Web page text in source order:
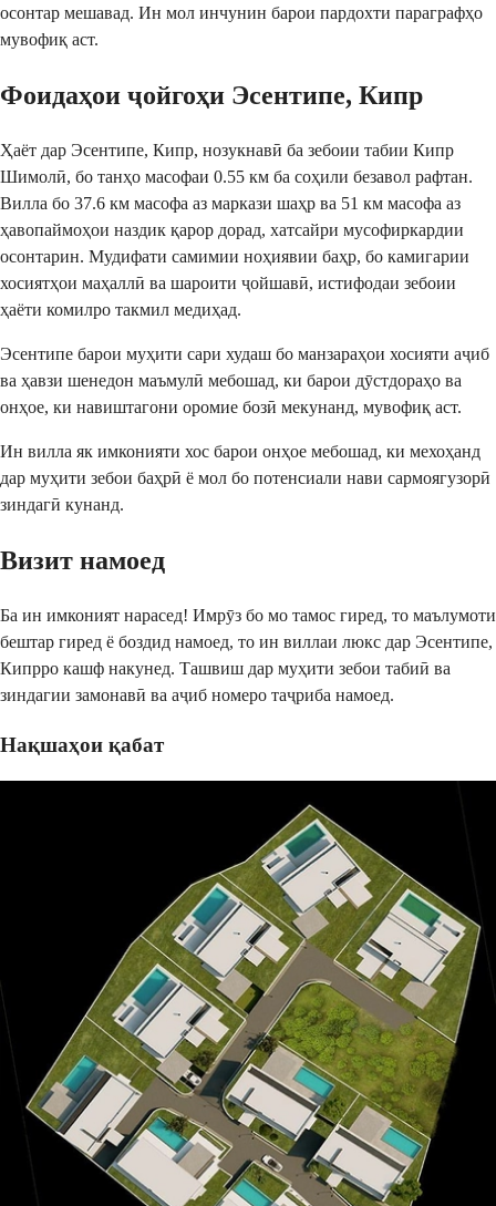
осонтар мешавад. Ин мол инчунин барои пардохти параграфҳо
мувофиқ аст.
Фоидаҳои ҷойгоҳи Эсентипе, Кипр
Ҳаёт дар Эсентипе, Кипр, нозукнавӣ ба зебоии табии Кипр
Шимолӣ, бо танҳо масофаи 0.55 км ба соҳили безавол рафтан.
Вилла бо 37.6 км масофа аз маркази шаҳр ва 51 км масофа аз
ҳавопаймоҳои наздик қарор дорад, хатсайри мусофиркардии
осонтарин. Мудифати самимии ноҳиявии баҳр, бо камигарии
хосиятҳои маҳаллӣ ва шароити ҷойшавӣ, истифодаи зебоии
ҳаёти комилро такмил медиҳад.
Эсентипе барои муҳити сари худаш бо манзараҳои хосияти аҷиб
ва ҳавзи шенедон маъмулӣ мебошад, ки барои дӯстдораҳо ва
онҳое, ки навиштагони оромие бозӣ мекунанд, мувофиқ аст.
Ин вилла як имконияти хос барои онҳое мебошад, ки мехоҳанд
дар муҳити зебои баҳрӣ ё мол бо потенсиали нави сармоягузорӣ
зиндагӣ кунанд.
Визит намоед
Ба ин имконият нарасед! Имрӯз бо мо тамос гиред, то маълумоти
бештар гиред ё боздид намоед, то ин виллаи люкс дар Эсентипе,
Кипрро кашф накунед. Ташвиш дар муҳити зебои табиӣ ва
зиндагии замонавӣ ва аҷиб номеро таҷриба намоед.
Нақшаҳои қабат